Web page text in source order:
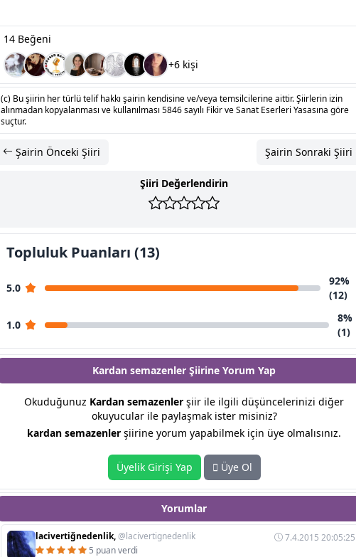
14 Beğeni
+6 kişi
(c) Bu şiirin her türlü telif hakkı şairin kendisine ve/veya temsilcilerine aittir. Şiirlerin izin
alınmadan kopyalanması ve kullanılması 5846 sayılı Fikir ve Sanat Eserleri Yasasına göre
suçtur.
Şairin Önceki Şiiri Şairin Sonraki Şiiri
Şiiri Değerlendirin
Topluluk Puanları (13)
5.0
92%
(12)
1.0
8%
(1)
Kardan semazenler Şiirine Yorum Yap
Okuduğunuz Kardan semazenler şiir ile ilgili düşüncelerinizi diğer
okuyucular ile paylaşmak ister misiniz?
kardan semazenler şiirine yorum yapabilmek için üye olmalısınız.
Üyelik Girişi Yap Üye Ol
Yorumlar
lacivertiğnedenlik,@lacivertignedenlik
7.4.2015 20:05:25
5 puan verdi